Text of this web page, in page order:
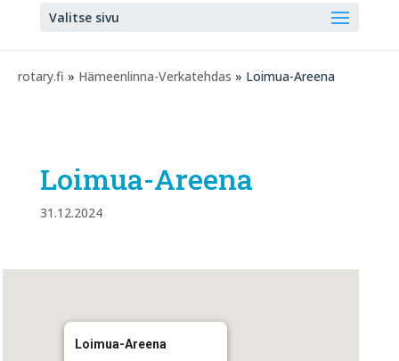
Valitse sivu
rotary.fi » Hämeenlinna-Verkatehdas » Loimua-Areena
Loimua-Areena
31.12.2024
Loimua-Areena